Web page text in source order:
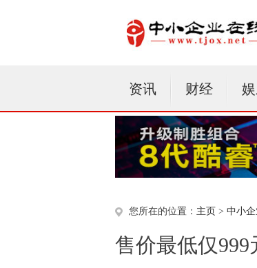
资讯 财经
您所在的位置： 主页 > 中小
售价最低仅